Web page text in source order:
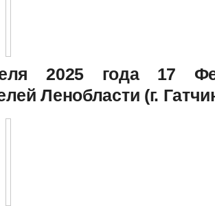
2025 года 17
Ленобласти (г.